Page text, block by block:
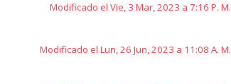
Modificado el Vie, 3 Mar, 2023 a 7:16 P. M.
Modificado el Lun, 26 Jun, 2023 a 11:08 A. M.